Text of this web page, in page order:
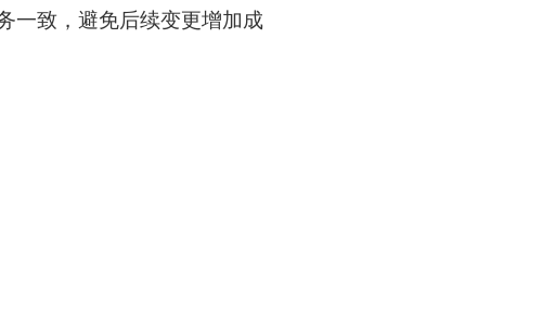
一致，避免后续变更增加成